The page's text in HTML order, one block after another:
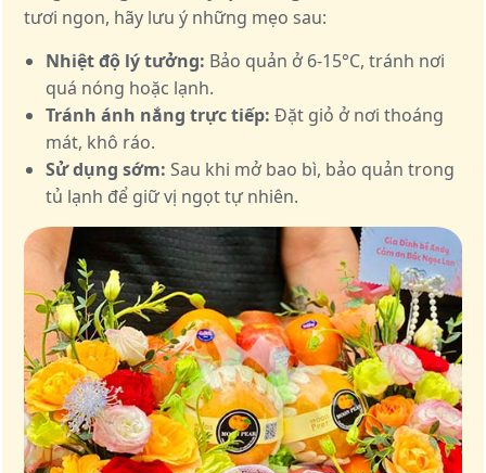
tươi ngon, hãy lưu ý những mẹo sau:
Nhiệt độ lý tưởng: Bảo quản ở 6-15°C, tránh nơi
quá nóng hoặc lạnh.
Tránh ánh nắng trực tiếp: Đặt giỏ ở nơi thoáng
mát, khô ráo.
Sử dụng sớm: Sau khi mở bao bì, bảo quản trong
tủ lạnh để giữ vị ngọt tự nhiên.